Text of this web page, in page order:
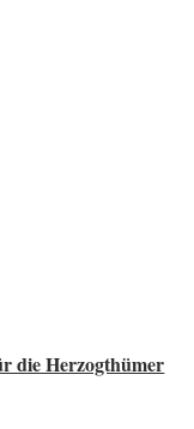
die Herzogthümer